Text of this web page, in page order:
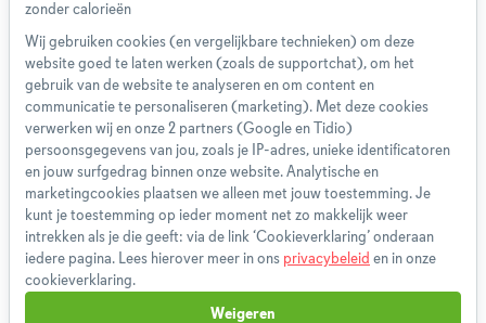
Bestelling herroepen
Partnerprogramma
Boeken
FAQ
Contact
1,826,799
Weekmenu's gemaakt
Wij gebruiken cookies (en vergelijkbare technieken) om deze
website goed te laten werken (zoals de supportchat), om het
gebruik van de website te analyseren en om content en
communicatie te personaliseren (marketing). Met deze cookies
verwerken wij en onze 2 partners (Google en Tidio)
persoonsgegevens van jou, zoals je IP-adres, unieke identificatoren
en jouw surfgedrag binnen onze website. Analytische en
marketingcookies plaatsen we alleen met jouw toestemming. Je
kunt je toestemming op ieder moment net zo makkelijk weer
intrekken als je die geeft: via de link ‘Cookieverklaring’ onderaan
iedere pagina. Lees hierover meer in ons privacybeleid en in onze
cookieverklaring.
Weigeren